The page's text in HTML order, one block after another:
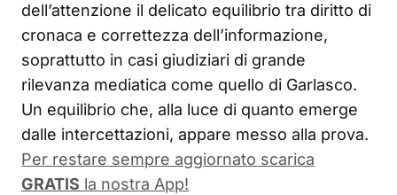
dell’attenzione il delicato equilibrio tra diritto di
cronaca e correttezza dell’informazione,
soprattutto in casi giudiziari di grande
rilevanza mediatica come quello di Garlasco.
Un equilibrio che, alla luce di quanto emerge
dalle intercettazioni, appare messo alla prova.
Per restare sempre aggiornato scarica
GRATIS la nostra App!